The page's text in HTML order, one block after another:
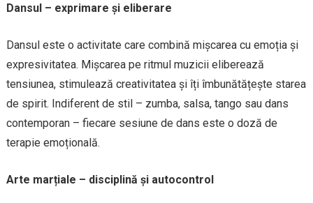
Dansul – exprimare și eliberare
Dansul este o activitate care combină mișcarea cu emoția și
expresivitatea. Mișcarea pe ritmul muzicii eliberează
tensiunea, stimulează creativitatea și îți îmbunătățește starea
de spirit. Indiferent de stil – zumba, salsa, tango sau dans
contemporan – fiecare sesiune de dans este o doză de
terapie emoțională.
Arte marțiale – disciplină și autocontrol